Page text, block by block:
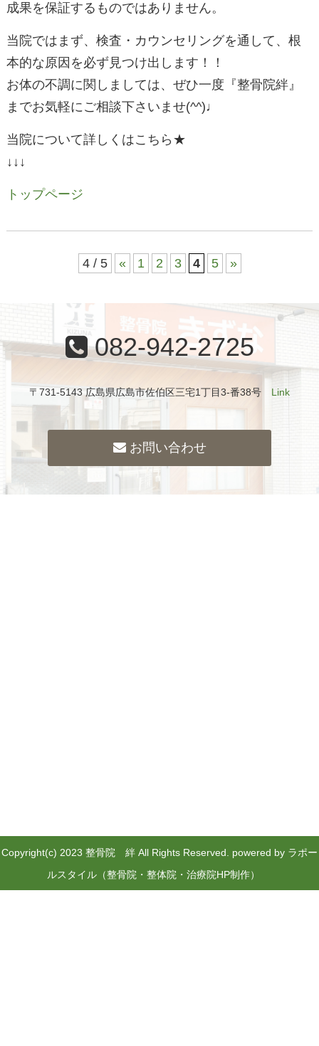
成果を保証するものではありません。
当院ではまず、検査・カウンセリングを通して、根
本的な原因を必ず見つけ出します！！
お体の不調に関しましては、ぜひ一度『整骨院絆』
までお気軽にご相談下さいませ(^^)♩
当院について詳しくはこちら★
↓↓↓
トップページ
4 / 5 « 1 2 3 4 5 »
082-942-2725
〒731-5143 広島県広島市佐伯区三宅1丁目3-番38号 Link
お問い合わせ
Copyright(c) 2023 整骨院 絆 All Rights Reserved. powered by ラポー
ルスタイル（整骨院・整体院・治療院HP制作）